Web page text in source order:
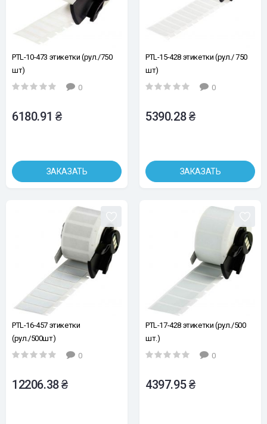
PTL-10-473 этикетки (рул./750
шт)
0
6180.91 ₴
ЗАКАЗАТЬ
PTL-15-428 этикетки (рул./ 750
шт)
0
5390.28 ₴
ЗАКАЗАТЬ
PTL-16-457 этикетки
(рул./500шт)
0
12206.38 ₴
PTL-17-428 этикетки (рул./500
шт.)
0
4397.95 ₴